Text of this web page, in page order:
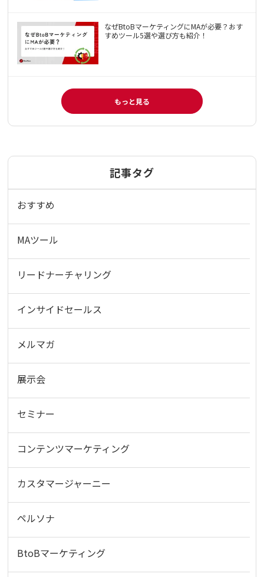
なぜBtoBマーケティングにMAが必要？おす
すめツール5選や選び方も紹介！
もっと見る
記事タグ
おすすめ
MAツール
リードナーチャリング
インサイドセールス
メルマガ
展示会
セミナー
コンテンツマーケティング
カスタマージャーニー
ペルソナ
BtoBマーケティング